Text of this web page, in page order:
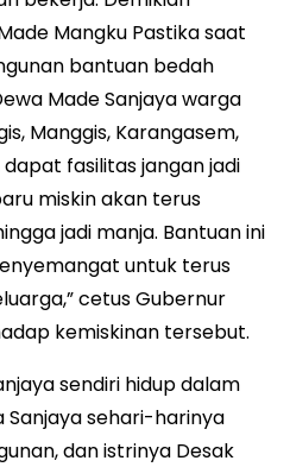
Mangku Pastika saat
bantuan bedah
Made Sanjaya warga
Manggis, Karangasem,
fasilitas jangan jadi
miskin akan terus
jadi manja. Bantuan ini
untuk terus
cetus Gubernur
kemiskinan tersebut.
sendiri hidup dalam
Sanjaya sehari-harinya
dan istrinya Desak